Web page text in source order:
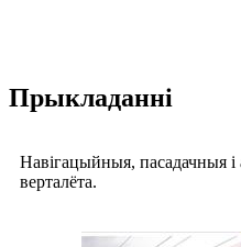
Прыкладанні
Навігацыйныя, пасадачныя і
верталёта.